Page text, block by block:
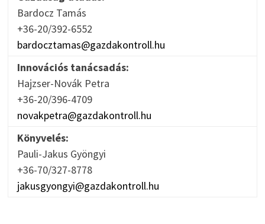
Bardocz Tamás
+36-20/392-6552
bardocztamas@gazdakontroll.hu
Innovációs tanácsadás:
Hajzser-Novák Petra
+36-20/396-4709
novakpetra@gazdakontroll.hu
Könyvelés:
Pauli-Jakus Gyöngyi
+36-70/327-8778
jakusgyongyi@gazdakontroll.hu